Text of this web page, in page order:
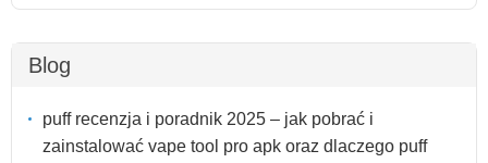
Blog
puff recenzja i poradnik 2025 – jak pobrać i
zainstalować vape tool pro apk oraz dlaczego puff